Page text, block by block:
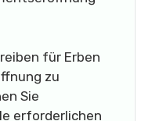
für Erben
zu
Sie
erforderlichen